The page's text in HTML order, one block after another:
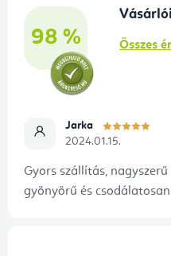
98 % Összes
Jarka
2024.01.15.
Gyors szállítás,
gyönyörű és